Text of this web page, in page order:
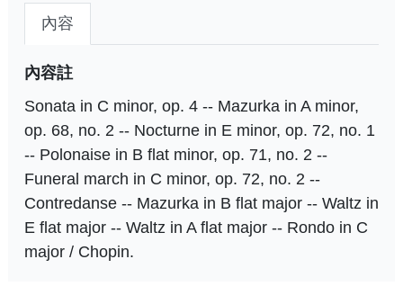
內容
內容註
Sonata in C minor, op. 4 -- Mazurka in A minor,
op. 68, no. 2 -- Nocturne in E minor, op. 72, no. 1
-- Polonaise in B flat minor, op. 71, no. 2 --
Funeral march in C minor, op. 72, no. 2 --
Contredanse -- Mazurka in B flat major -- Waltz in
E flat major -- Waltz in A flat major -- Rondo in C
major / Chopin.